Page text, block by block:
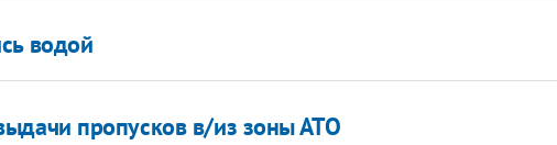
водой
пропусков в/из зоны АТО